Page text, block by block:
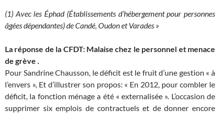
(1) Avec les Éphad (Établissements d’hébergement pour personnes
âgées dépendantes) de Candé, Oudon et Varades »
La réponse de la CFDT: Malaise chez le personnel et menace
de grève .
Pour Sandrine Chausson, le déficit est le fruit d’une gestion « à
l’envers », Et d’illustrer son propos: « En 2012, pour combler le
déficit, la fonction ménage a été « externalisée ». L’occasion de
supprimer six emplois de contractuels et de donner encore